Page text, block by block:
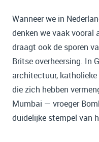
Wanneer we in
denken we vaak vooral
draagt ook de sporen
Britse overheersing. In
architectuur, katholieke
die zich hebben
Mumbai — vroeger
duidelijke stempel van